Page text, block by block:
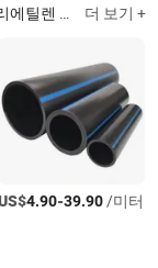
틸렌 파이프, 강철 파이프 더 보기 +
4.90-39.90/미터